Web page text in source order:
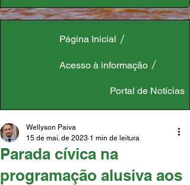
Página Inicial
Acesso à informação
Portal de Notícias
Parada cívica na
programação alusiva aos
Wellyson Paiva
15 de mai. de 2023 1 min de leitura